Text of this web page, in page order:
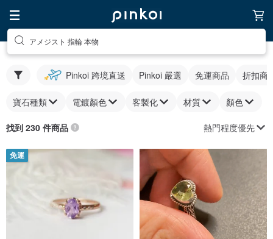
アメジスト 指輪 本物
Pinkoi 跨境直送 Pinkoi 嚴選 免運商品 折扣商
寶石種類 電鍍顏色 客製化 材質 顏色
找到 230 件商品 熱門程度優先
免運